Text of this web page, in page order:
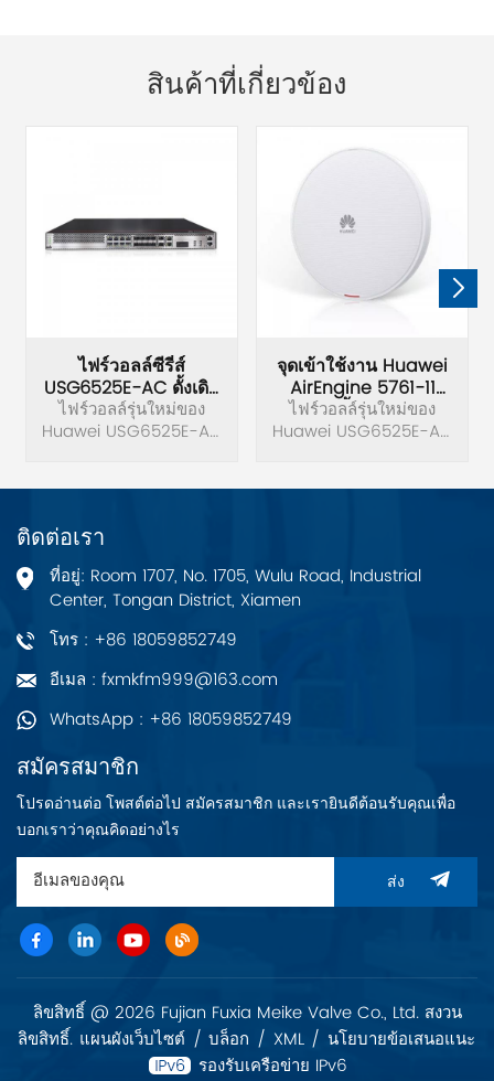
สินค้าที่เกี่ยวข้อง
ไฟร์วอลล์ซีรี่ส์
USG6525E-AC ดั้งเดิม
ของ Huawei
USG6500E
ไฟร์วอลล์รุ่นใหม่ของ
Huawei USG6525E-AC
จุดเข้าใช้งาน Huawei
AirEngine 5761-11
ดั้งเดิม
ไฟร์วอลล์รุ่นใหม่ของ
Huawei USG6525E-AC
เลิศในสถานการณ์ที่
คุณภาพสูง ตั้งแต่
สำนักงานองค์กรขนาดเล็ก
และขนาดกลาง โรง
ติดต่อเรา
ที่อยู่: Room 1707, No. 1705, Wulu Road, Industrial
Center, Tongan District, Xiamen
โทร : +86 18059852749
อีเมล : fxmkfm999@163.com
WhatsApp : +86 18059852749
สมัครสมาชิก
โปรดอ่านต่อ โพสต์ต่อไป สมัครสมาชิก และเรายินดีต้อนรับคุณเพื่อ
บอกเราว่าคุณคิดอย่างไร
ส่ง
ลิขสิทธิ์ @ 2026 Fujian Fuxia Meike Valve Co., Ltd. สงวน
ลิขสิทธิ์. แผนผังเว็บไซต์ / บล็อก / XML / นโยบายข้อเสนอแนะ
รองรับเครือข่าย IPv6